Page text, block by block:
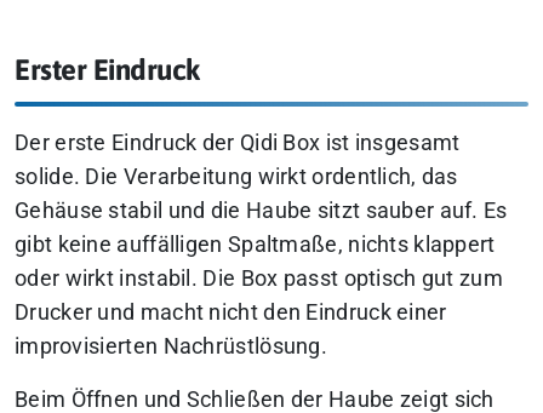
Erster Eindruck
Der erste Eindruck der Qidi Box ist insgesamt
solide. Die Verarbeitung wirkt ordentlich, das
Gehäuse stabil und die Haube sitzt sauber auf. Es
gibt keine auffälligen Spaltmaße, nichts klappert
oder wirkt instabil. Die Box passt optisch gut zum
Drucker und macht nicht den Eindruck einer
improvisierten Nachrüstlösung.
Beim Öffnen und Schließen der Haube zeigt sich